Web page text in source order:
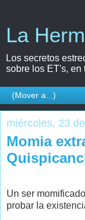
La
Los secretos
sobre los ET's, en
miércoles, 23
Momia
Un ser
probar la